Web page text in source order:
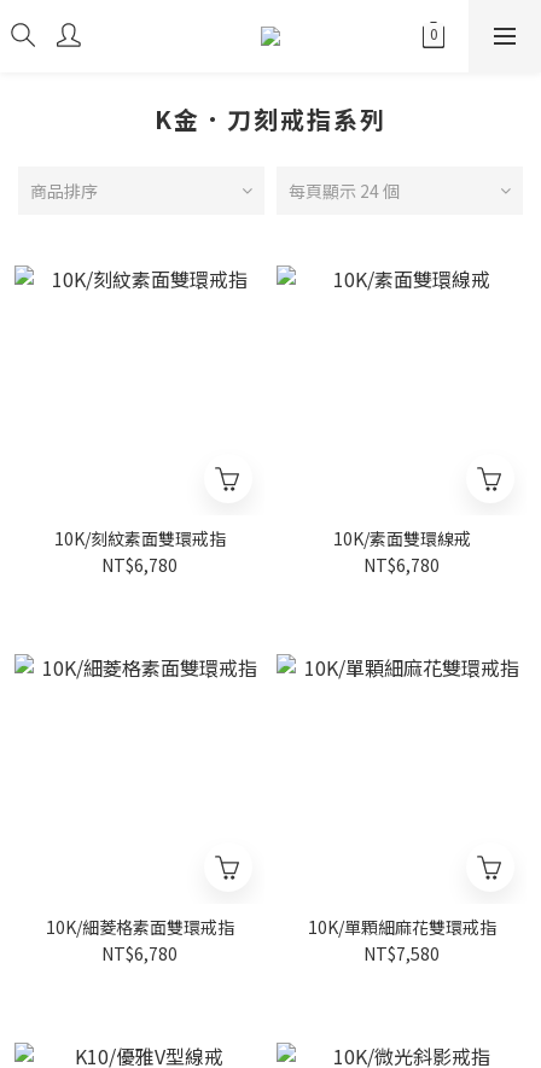
K金．刀刻戒指系列
商品排序 每頁顯示 24 個
10K/刻紋素面雙環戒指
NT$6,780
10K/素面雙環線戒
NT$6,780
10K/細菱格素面雙環戒指
NT$6,780
10K/單顆細麻花雙環戒指
NT$7,580